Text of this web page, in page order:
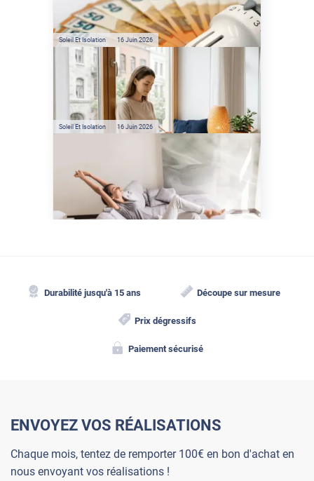
réelles ?
Soleil Et Isolation 16 Juin 2026
Préservez votre logement de
la chaleur : les conseils de
Jamy de C'est Pas Sorcier
Soleil Et Isolation 16 Juin 2026
Comment protéger sa
maison de la chaleur sans
climatisation ?
Durabilité jusqu'à 15 ans Découpe sur mesure
Prix dégressifs
Paiement sécurisé
ENVOYEZ VOS RÉALISATIONS
Chaque mois, tentez de remporter 100€ en bon d'achat en
nous envoyant vos réalisations !